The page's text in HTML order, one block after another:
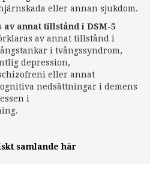
eller annan sjukdom.
annat tillstånd i DSM-5
av annat tillstånd i
i tvångssyndrom,
depression,
eller annat
nedsättningar i demens
i
samlande här